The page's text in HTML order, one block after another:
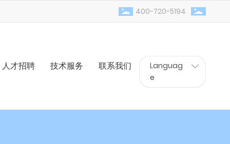
400-720-5194
人才招聘 技术服务 联系我们
Languag
e